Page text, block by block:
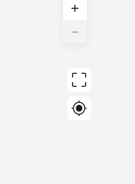
+
−